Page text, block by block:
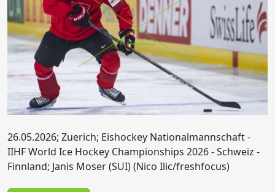
26.05.2026; Zuerich; Eishockey Nationalmannschaft -
IIHF World Ice Hockey Championships 2026 - Schweiz -
Finnland; Janis Moser (SUI) (Nico Ilic/freshfocus)